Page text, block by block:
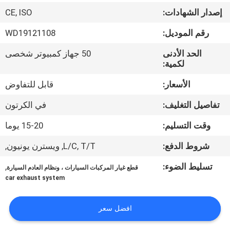
جولة
المصنع
الجودة
اتصل
القضايا
إصدار الشهادات:
CE, ISO
رقم الموديل:
WD19121108
الحد الأدنى
لكمية:
50 جهاز كمبيوتر شخصى
الأسعار:
قابل للتفاوض
تفاصيل التغليف:
في الكرتون
وقت التسليم:
15-20 يوما
شروط الدفع:
L/C, T/T, ويسترن يونيون,
تسليط الضوء:
قطع غيار المركبات السيارات ، ونظام العادم السيارة,
car exhaust system
افضل سعر